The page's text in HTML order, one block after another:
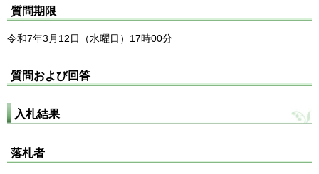
質問期限
令和7年3月12日（水曜日）17時00分
質問および回答
入札結果
落札者